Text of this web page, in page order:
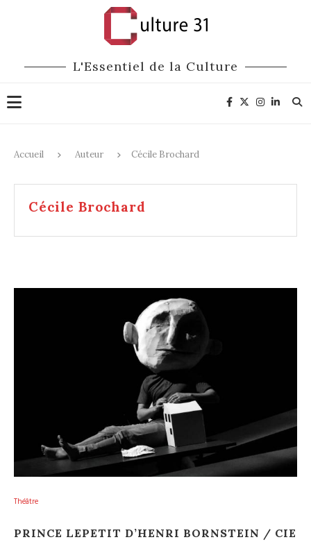
L'Essentiel de la Culture
Accueil Auteur Cécile Brochard
Cécile Brochard
Théâtre
PRINCE LEPETIT D’HENRI BORNSTEIN / CIE